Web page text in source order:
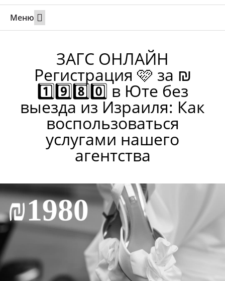
Меню
ЗАГС ОНЛАЙН
Регистрация 🩷 за ₪
1️⃣9️⃣8️⃣0️⃣ в Юте без
выезда из Израиля: Как
воспользоваться
услугами нашего
агентства